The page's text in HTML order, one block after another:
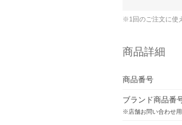
※1回のご注文に使
商品詳細
商品番号
ブランド商品番
※店舗お問い合わせ用